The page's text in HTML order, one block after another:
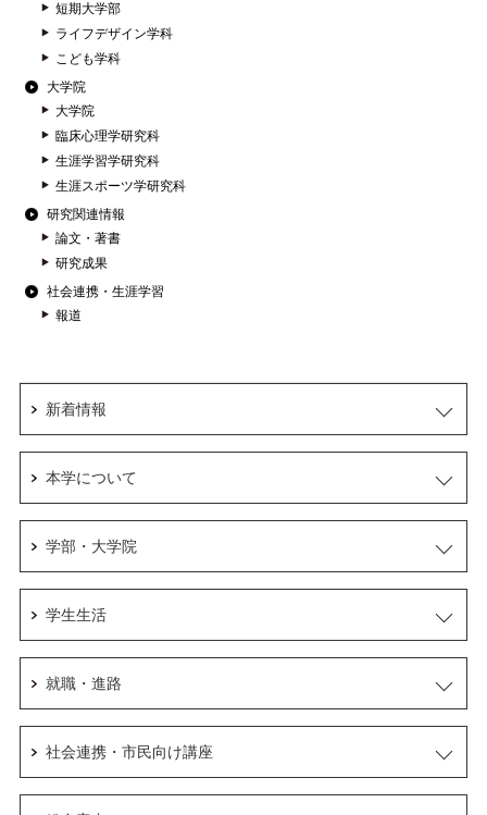
短期大学部
ライフデザイン学科
こども学科
大学院
大学院
臨床心理学研究科
生涯学習学研究科
生涯スポーツ学研究科
研究関連情報
論文・著書
研究成果
社会連携・生涯学習
報道
新着情報
本学について
学部・大学院
学生生活
就職・進路
社会連携・市民向け講座